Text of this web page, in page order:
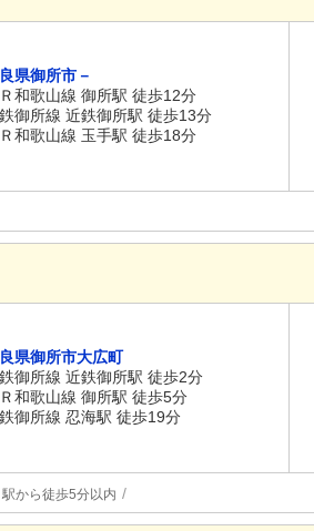
県御所市－
Ｒ和歌山線 御所駅 徒歩12分
御所線 近鉄御所駅 徒歩13分
Ｒ和歌山線 玉手駅 徒歩18分
県御所市大広町
御所線 近鉄御所駅 徒歩2分
Ｒ和歌山線 御所駅 徒歩5分
御所線 忍海駅 徒歩19分
駅から徒歩5分以内